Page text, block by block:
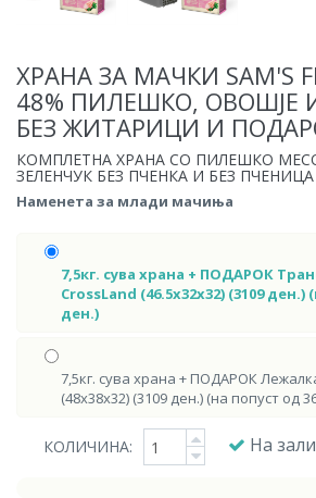
ХРАНА ЗА МАЧКИ SAM'S
48% ПИЛЕШКО, ОВОШЈЕ
БЕЗ ЖИТАРИЦИ И
КОМПЛЕТНА ХРАНА СО ПИЛЕШКО
ЗЕЛЕНЧУК БЕЗ ПЧЕНКА И БЕЗ ПЧЕНИЦА
Наменета за млади мачиња
7,5кг. сува храна + ПОДАРОК
CrossLand (46.5х32х32) (3109 ден.)
ден.)
7,5кг. сува храна + ПОДАРОК
(48х38х32) (3109 ден.) (на попуст од
КОЛИЧИНА: На